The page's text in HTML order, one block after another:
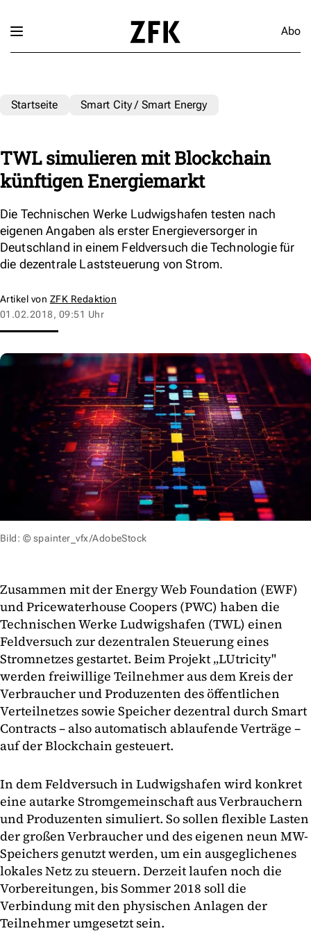
Abo
Startseite Smart City / Smart Energy
TWL simulieren mit Blockchain
künftigen Energiemarkt
Die Technischen Werke Ludwigshafen testen nach
eigenen Angaben als erster Energieversorger in
Deutschland in einem Feldversuch die Technologie für
die dezentrale Laststeuerung von Strom.
Artikel von ZFK Redaktion
01.02.2018, 09:51 Uhr
Bild: © spainter_vfx/AdobeStock
Zusammen mit der Energy Web Foundation (EWF)
und Pricewaterhouse Coopers (PWC) haben die
Technischen Werke Ludwigshafen (TWL) einen
Feldversuch zur dezentralen Steuerung eines
Stromnetzes gestartet. Beim Projekt „LUtricity"
werden freiwillige Teilnehmer aus dem Kreis der
Verbraucher und Produzenten des öffentlichen
Verteilnetzes sowie Speicher dezentral durch Smart
Contracts – also automatisch ablaufende Verträge –
auf der Blockchain gesteuert.
In dem Feldversuch in Ludwigshafen wird konkret
eine autarke Stromgemeinschaft aus Verbrauchern
und Produzenten simuliert. So sollen flexible Lasten
der großen Verbraucher und des eigenen neun MW-
Speichers genutzt werden, um ein ausgeglichenes
lokales Netz zu steuern. Derzeit laufen noch die
Vorbereitungen, bis Sommer 2018 soll die
Verbindung mit den physischen Anlagen der
Teilnehmer umgesetzt sein.